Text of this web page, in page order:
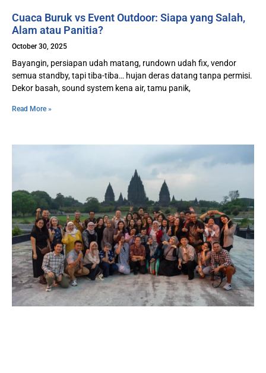
Cuaca Buruk vs Event Outdoor: Siapa yang Salah,
Alam atau Panitia?
October 30, 2025
Bayangin, persiapan udah matang, rundown udah fix, vendor
semua standby, tapi tiba-tiba… hujan deras datang tanpa permisi.
Dekor basah, sound system kena air, tamu panik,
Read More »